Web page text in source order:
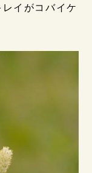
イがコバイケ